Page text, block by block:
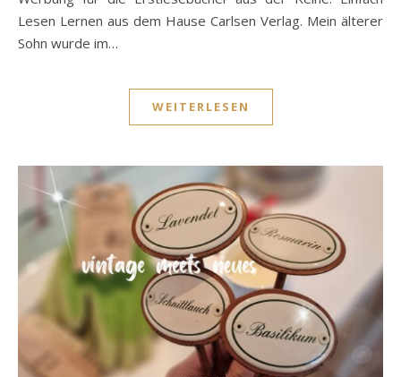
Lesen Lernen aus dem Hause Carlsen Verlag. Mein älterer
Sohn wurde im…
WEITERLESEN